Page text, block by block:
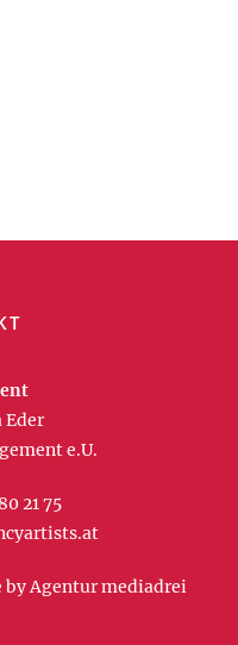
Eder
e.U.
21 75
byAgentur mediadrei